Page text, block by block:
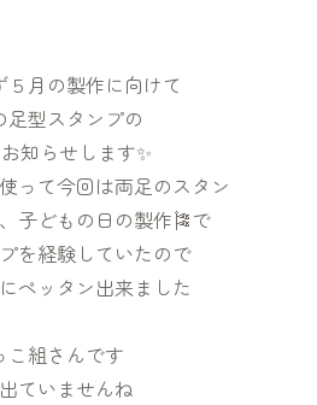
５月の製作に向けて
足型スタンプの
知らせします✨
って今回は両足のスタン
子どもの日の製作🎏で
を経験していたので
ペッタン出来ました
こ組さんです
ていませんね